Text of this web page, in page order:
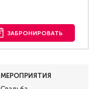
ЗАБРОНИРОВАТЬ
МЕРОПРИЯТИЯ